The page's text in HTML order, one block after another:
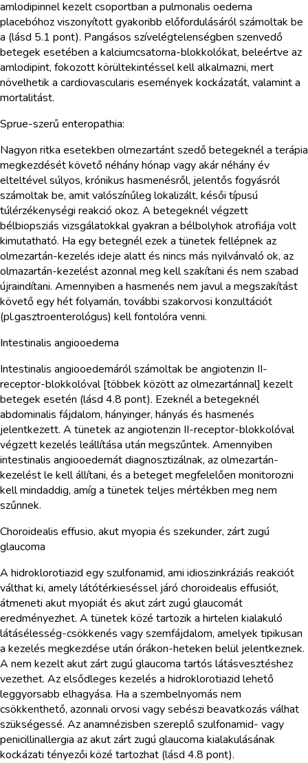
amlodipinnel kezelt csoportban a pulmonalis oedema
placebóhoz viszonyított gyakoribb előfordulásáról számoltak be
a (lásd 5.1 pont). Pangásos szívelégtelenségben szenvedő
betegek esetében a kalciumcsatorna-blokkolókat, beleértve az
amlodipint, fokozott körültekintéssel kell alkalmazni, mert
növelhetik a cardiovascularis események kockázatát, valamint a
mortalitást.
Sprue-szerű enteropathia:
Nagyon ritka esetekben olmezartánt szedő betegeknél a terápia
megkezdését követő néhány hónap vagy akár néhány év
elteltével súlyos, krónikus hasmenésről, jelentős fogyásról
számoltak be, amit valószínűleg lokalizált, késői típusú
túlérzékenységi reakció okoz. A betegeknél végzett
bélbiopsziás vizsgálatokkal gyakran a bélbolyhok atrofiája volt
kimutatható. Ha egy betegnél ezek a tünetek fellépnek az
olmezartán-kezelés ideje alatt és nincs más nyilvánvaló ok, az
olmazartán-kezelést azonnal meg kell szakítani és nem szabad
újraindítani. Amennyiben a hasmenés nem javul a megszakítást
követő egy hét folyamán, további szakorvosi konzultációt
(pl.gasztroenterológus) kell fontolóra venni.
Intestinalis angiooedema
Intestinalis angiooedemáról számoltak be angiotenzin II-
receptor-blokkolóval [többek között az olmezartánnal] kezelt
betegek esetén (lásd 4.8 pont). Ezeknél a betegeknél
abdominalis fájdalom, hányinger, hányás és hasmenés
jelentkezett. A tünetek az angiotenzin II-receptor-blokkolóval
végzett kezelés leállítása után megszűntek. Amennyiben
intestinalis angiooedemát diagnosztizálnak, az olmezartán-
kezelést le kell állítani, és a beteget megfelelően monitorozni
kell mindaddig, amíg a tünetek teljes mértékben meg nem
szűnnek.
Choroidealis effusio, akut myopia és szekunder, zárt zugú
glaucoma
A hidroklorotiazid egy szulfonamid, ami idioszinkráziás reakciót
válthat ki, amely látótérkieséssel járó choroidealis effusiót,
átmeneti akut myopiát és akut zárt zugú glaucomát
eredményezhet. A tünetek közé tartozik a hirtelen kialakuló
látásélesség-csökkenés vagy szemfájdalom, amelyek tipikusan
a kezelés megkezdése után órákon-heteken belül jelentkeznek.
A nem kezelt akut zárt zugú glaucoma tartós látásvesztéshez
vezethet. Az elsődleges kezelés a hidroklorotiazid lehető
leggyorsabb elhagyása. Ha a szembelnyomás nem
csökkenthető, azonnali orvosi vagy sebészi beavatkozás válhat
szükségessé. Az anamnézisben szereplő szulfonamid- vagy
penicillinallergia az akut zárt zugú glaucoma kialakulásának
kockázati tényezői közé tartozhat (lásd 4.8 pont).